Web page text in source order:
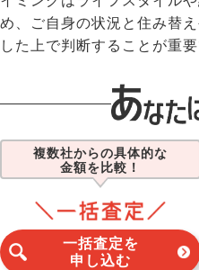
め、ご自身の状況と住み替
した上で判断することが重要
複数社からの具体的な
金額を比較！
一括査定を
申し込む